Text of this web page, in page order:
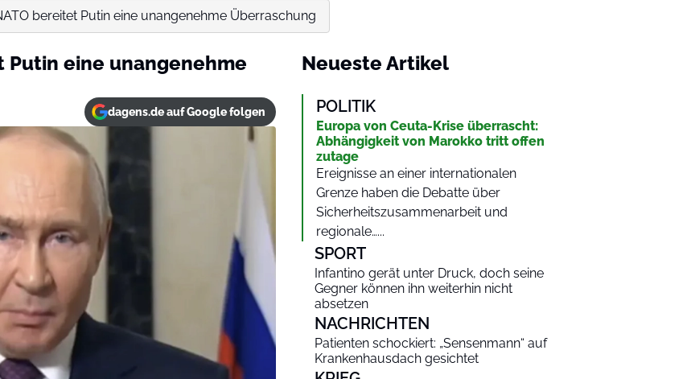
bereitet Putin eine unangenehme Überraschung
Putin eine unangenehme
dagens.de auf Google folgen
Neueste Artikel
POLITIK
Europa von Ceuta-Krise überrascht:
Abhängigkeit von Marokko tritt offen
zutage
Ereignisse an einer internationalen
Grenze haben die Debatte über
Sicherheitszusammenarbeit und
regionale…...
SPORT
Infantino gerät unter Druck, doch seine
Gegner können ihn weiterhin nicht
absetzen
NACHRICHTEN
Patienten schockiert: „Sensenmann“ auf
Krankenhausdach gesichtet